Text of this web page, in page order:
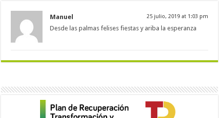
Manuel 25 julio, 2019 at 1:03 pm
Desde las palmas felises fiestas y ariba la esperanza